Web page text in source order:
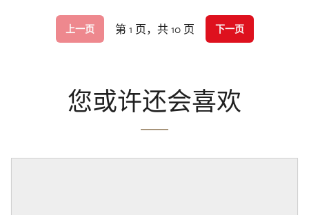
上一页 第 1 页，共 10 页 下一页
您或许还会喜欢